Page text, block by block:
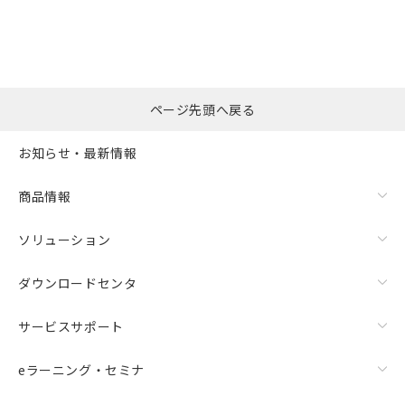
ページ先頭へ戻る
お知らせ・最新情報
商品情報
ソリューション
ダウンロードセンタ
サービスサポート
eラーニング・セミナ